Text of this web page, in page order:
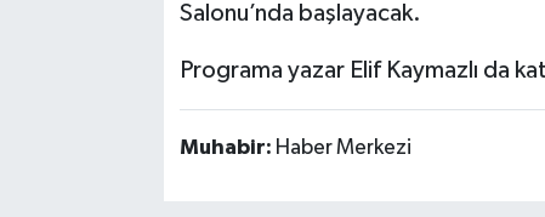
Salonu’nda başlayacak.
Programa yazar Elif Kaymazlı da
Muhabir: Haber Merkezi